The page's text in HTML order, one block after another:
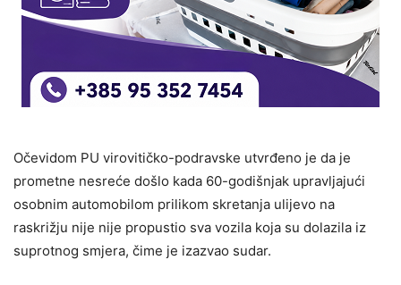
Očevidom PU virovitičko-podravske utvrđeno je da je
prometne nesreće došlo kada 60-godišnjak upravljajući
osobnim automobilom prilikom skretanja ulijevo na
raskrižju nije nije propustio sva vozila koja su dolazila iz
suprotnog smjera, čime je izazvao sudar.